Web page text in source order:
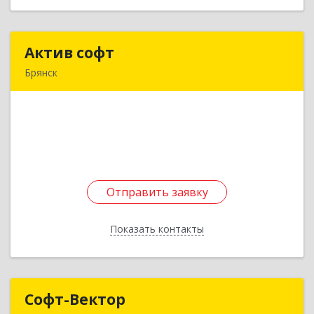
Актив софт
Брянск
Отправить заявку
Показать контакты
Отправить заявку
Назад
Софт-Вектор